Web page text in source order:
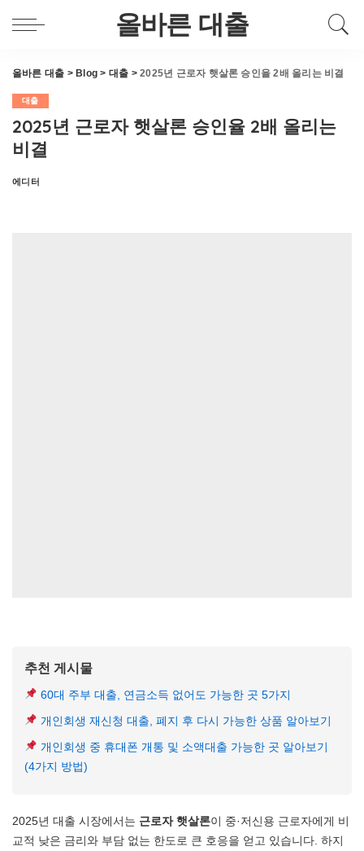
올바른 대출
올바른 대출 > Blog > 대출 >2025년 근로자 햇살론 승인율 2배 올리는 비결
대출
2025년 근로자 햇살론 승인율 2배 올리는
비결
Posted
에디터
추천 게시물
60대 주부 대출, 연금소득 없어도 가능한 곳 5가지
개인회생 재신청 대출, 폐지 후 다시 가능한 상품 알아보기
개인회생 중 휴대폰 개통 및 소액대출 가능한 곳 알아보기
(4가지 방법)
2025년 대출 시장에서는 근로자 햇살론이 중·저신용 근로자에게 비
교적 낮은 금리와 부담 없는 한도로 큰 호응을 얻고 있습니다. 하지